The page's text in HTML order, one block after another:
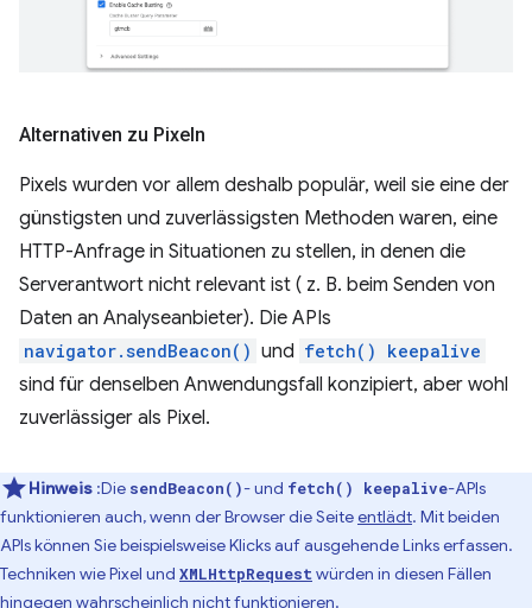
Alternativen zu Pixeln
Pixels wurden vor allem deshalb populär, weil sie eine der
günstigsten und zuverlässigsten Methoden waren, eine
HTTP-Anfrage in Situationen zu stellen, in denen die
Serverantwort nicht relevant ist ( z. B. beim Senden von
Daten an Analyseanbieter). Die APIs
navigator.sendBeacon() und fetch() keepalive
sind für denselben Anwendungsfall konzipiert, aber wohl
zuverlässiger als Pixel.
Hinweis :Die sendBeacon()- und fetch() keepalive-APIs
funktionieren auch, wenn der Browser die Seiteentlädt. Mit beiden
APIs können Sie beispielsweise Klicks auf ausgehende Links erfassen.
Techniken wie Pixel und XMLHttpRequest würden in diesen Fällen
hingegen wahrscheinlich nicht funktionieren.